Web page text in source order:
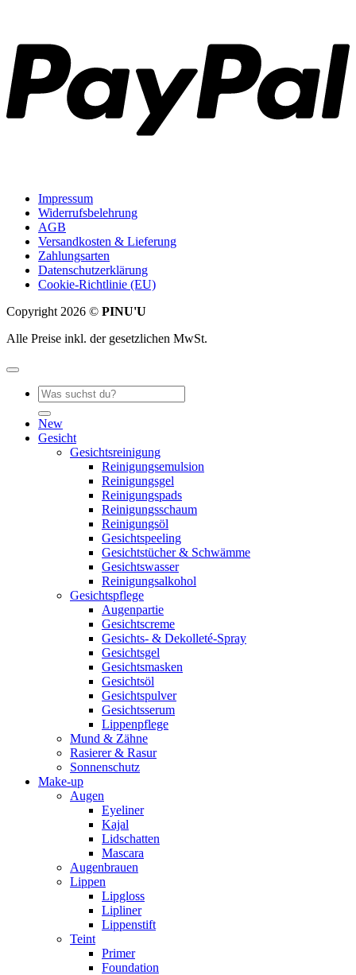
Impressum
Widerrufsbelehrung
AGB
Versandkosten & Lieferung
Zahlungsarten
Datenschutzerklärung
Cookie-Richtlinie (EU)
Copyright 2026 © PINU'U
Alle Preise inkl. der gesetzlichen MwSt.
Suche
nach:
New
Gesicht
Gesichtsreinigung
Reinigungsemulsion
Reinigungsgel
Reinigungspads
Reinigungsschaum
Reinigungsöl
Gesichtspeeling
Gesichtstücher & Schwämme
Gesichtswasser
Reinigungsalkohol
Gesichtspflege
Augenpartie
Gesichtscreme
Gesichts- & Dekolleté-Spray
Gesichtsgel
Gesichtsmasken
Gesichtsöl
Gesichtspulver
Gesichtsserum
Lippenpflege
Mund & Zähne
Rasierer & Rasur
Sonnenschutz
Make-up
Augen
Eyeliner
Kajal
Lidschatten
Mascara
Augenbrauen
Lippen
Lipgloss
Lipliner
Lippenstift
Teint
Primer
Foundation